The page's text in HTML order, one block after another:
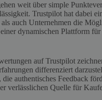
weit über simple
Trustpilot hat dabei
auch Unternehmen die
dynamischen Plattform
auf Trustpilot
differenziert
authentisches Feedback
verlässlichen Quelle für